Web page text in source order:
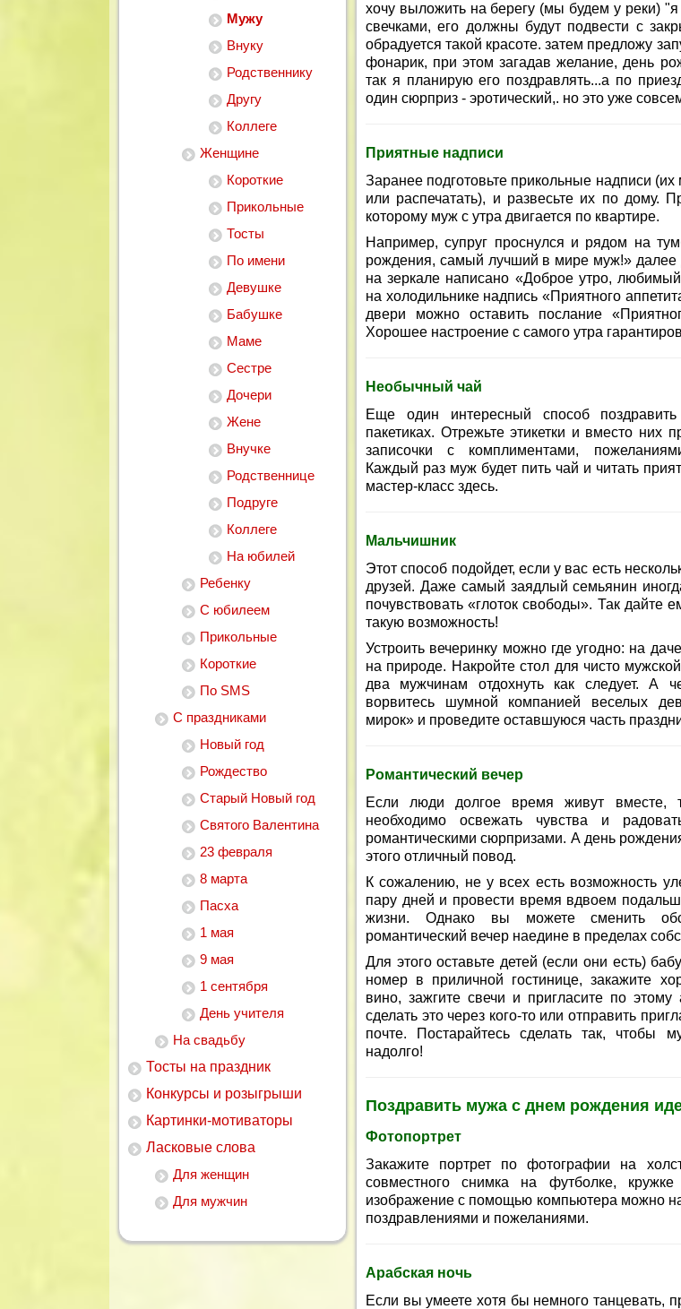
Мужу
Внуку
Родственнику
Другу
Коллеге
Женщине
Короткие
Прикольные
Тосты
По имени
Девушке
Бабушке
Маме
Сестре
Дочери
Жене
Внучке
Родственнице
Подруге
Коллеге
На юбилей
Ребенку
С юбилеем
Прикольные
Короткие
По SMS
С праздниками
Новый год
Рождество
Старый Новый год
Святого Валентина
23 февраля
8 марта
Пасха
1 мая
9 мая
1 сентября
День учителя
На свадьбу
Тосты на праздник
Конкурсы и розыгрыши
Картинки-мотиваторы
Ласковые слова
Для женщин
Для мужчин
хочу выложить на берегу (мы будем у реки)
свечками, его должны будут подвести с
обрадуется такой красоте. затем предложу
фонарик, при этом загадав желание, день
так я планирую его поздравлять...а по
один сюрприз - эротический,. но это уже
Приятные надписи
Заранее подготовьте прикольные надписи (их
или распечатать), и развесьте их по дому.
которому муж с утра двигается по квартире.
Например, супруг проснулся и рядом на
рождения, самый лучший в мире муж!» далее
на зеркале написано «Доброе утро,
на холодильнике надпись «Приятного
двери можно оставить послание
Хорошее настроение с самого утра
Необычный чай
Еще один интересный способ
пакетиках. Отрежьте этикетки и вместо них
записочки с комплиментами,
Каждый раз муж будет пить чай и читать
мастер-класс здесь.
Мальчишник
Этот способ подойдет, если у вас есть
друзей. Даже самый заядлый семьянин
почувствовать «глоток свободы». Так дайте
такую возможность!
Устроить вечеринку можно где угодно: на
на природе. Накройте стол для чисто
два мужчинам отдохнуть как следует. А
ворвитесь шумной компанией веселых
мирок» и проведите оставшуюся часть
Романтический вечер
Если люди долгое время живут вместе,
необходимо освежать чувства и
романтическими сюрпризами. А день
этого отличный повод.
К сожалению, не у всех есть возможность
пару дней и провести время вдвоем
жизни. Однако вы можете сменить
романтический вечер наедине в пределах
Для этого оставьте детей (если они есть)
номер в приличной гостинице, закажите
вино, зажгите свечи и пригласите по этому
сделать это через кого-то или отправить
почте. Постарайтесь сделать так, чтобы
надолго!
Поздравить мужа с днем рождения
Фотопортрет
Закажите портрет по фотографии на
совместного снимка на футболке,
изображение с помощью компьютера можно
поздравлениями и пожеланиями.
Арабская ночь
Если вы умеете хотя бы немного танцевать,